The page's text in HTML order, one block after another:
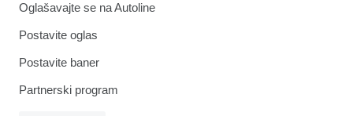
Oglašavajte se na Autoline
Postavite oglas
Postavite baner
Partnerski program